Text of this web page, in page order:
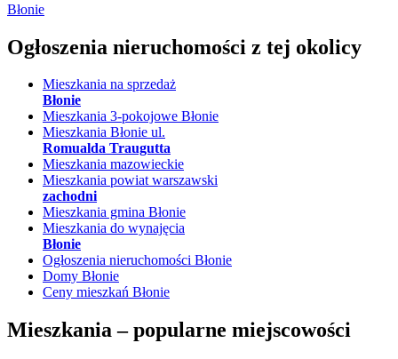
Błonie
Ogłoszenia nieruchomości z tej okolicy
Mieszkania na sprzedaż
Błonie
Mieszkania 3-pokojowe Błonie
Mieszkania Błonie ul.
Romualda Traugutta
Mieszkania mazowieckie
Mieszkania powiat warszawski
zachodni
Mieszkania gmina Błonie
Mieszkania do wynajęcia
Błonie
Ogłoszenia nieruchomości Błonie
Domy Błonie
Ceny mieszkań Błonie
Mieszkania –popularne miejscowości